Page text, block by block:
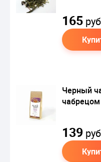
165
Черный
чабрецом
139